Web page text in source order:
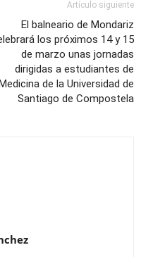
Artículo siguiente
El balneario de Mondariz
los próximos 14 y 15
de marzo unas jornadas
dirigidas a estudiantes de
de la Universidad de
Santiago de Compostela